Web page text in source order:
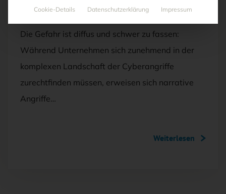
Folgen
Die Gefahr ist diffus und schwer zu fassen:
Während Unternehmen sich zunehmend in der
komplexen Landschaft der Cyberangriffe
zurechtfinden müssen, erweisen sich narrative
Angriffe…
Weiterlesen
Cookie-Details Datenschutzerklärung Impressum